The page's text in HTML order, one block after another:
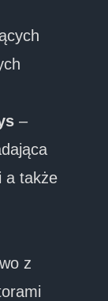
–
a także
z